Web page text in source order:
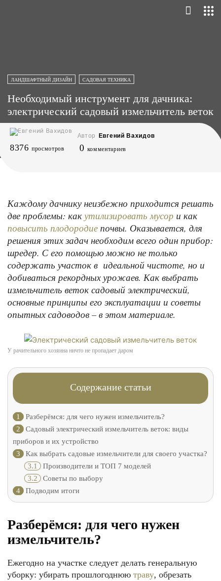
ЛАНДШАФТНЫЙ ДИЗАЙН САДОВАЯ ТЕХНИКА
Необходимый инструмент для дачника:
электрический садовый измельчитель веток
Автор Евгений Вахидов
8376 просмотров 0 комментариев
Каждому дачнику неизбежно приходится решать
две проблемы: как утилизировать мусор и как
повысить плодородие почвы. Оказывается, для
решения этих задач необходим всего один прибор:
шредер. С его помощью можно не только
содержать участок в идеальной чистоте, но и
добиваться рекордных урожаев. Как выбрать
измельчитель веток садовый электрический,
основные принципы его эксплуатации и советы
опытных садоводов – в этом материале.
У рачительного хозяина ничто не пропадает даром
Содержание статьи
1
Разберёмся: для чего нужен измельчитель?
2
Садовый электрический измельчитель веток: виды
приборов и их устройство
3
Как выбрать садовые измельчители для своего участка?
3.1 Производители и ТОП 7 моделей
3.2 Советы по выбору
4
Подводим итоги
Разберёмся: для чего нужен
измельчитель?
Ежегодно на участке следует делать генеральную
уборку: убирать прошлогоднюю траву, обрезать